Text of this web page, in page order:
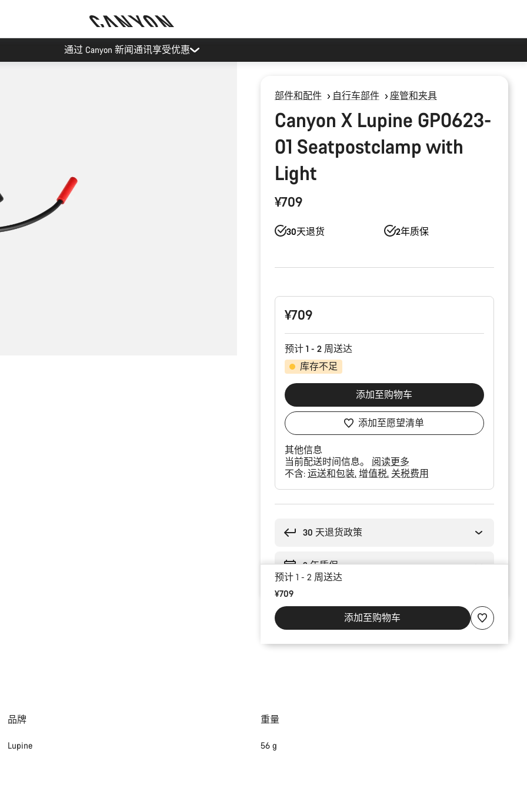
通过 Canyon 新闻通讯享受优惠
部件和配件 自行车部件 座管和夹具
Canyon X Lupine GP0623-
01 Seatpostclamp with
Light
¥709
30天退货 2年质保
配
¥709
预计 1 - 2 周送达
库存不足
添加至购物车
添加至愿望清单
其他信息
当前配送时间信息。 阅读更多
不含: 运送和包装 增值税 关税费用
30 天退货政策
2 年质保
预计 1 - 2 周送达
¥709
添加至购物车
品牌
Lupine
重量
56 g